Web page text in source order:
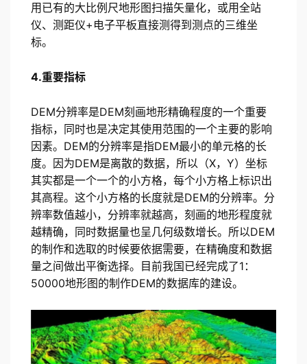
用已有的大比例尺地形图扫描矢量化，或用全站
仪、测距仪+电子平板直接测得到测点的三维坐
标。
4.重要指标
DEM分辨率是DEM刻画地形精确程度的一个重要
指标，同时也是决定其使用范围的一个主要的影响
因素。DEM的分辨率是指DEM最小的单元格的长
度。因为DEM是离散的数据，所以（X，Y）坐标
其实都是一个一个的小方格，每个小方格上标识出
其高程。这个小方格的长度就是DEM的分辨率。分
辨率数值越小，分辨率就越高，刻画的地形程度就
越精确，同时数据量也呈几何级数增长。所以DEM
的制作和选取的时候要依据需要，在精确度和数据
量之间做出平衡选择。目前我国已经完成了1：
50000地形图的制作DEM的数据库的建设。